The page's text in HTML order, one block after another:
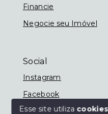
Financie
Negocie seu Imóvel
Social
Instagram
Facebook
Esse site utiliza cookies